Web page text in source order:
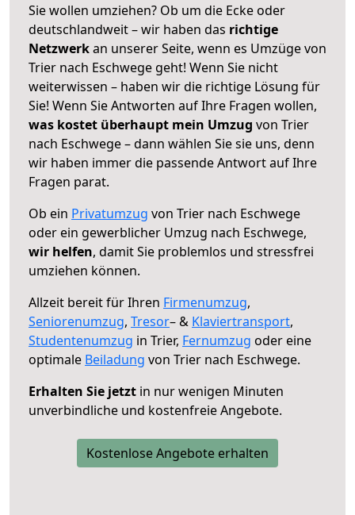
Sie wollen umziehen? Ob um die Ecke oder
deutschlandweit – wir haben das richtige
Netzwerkan unserer Seite, wenn es Umzüge von
Trier nach Eschwege geht! Wenn Sie nicht
weiterwissen – haben wir die richtige Lösung für
Sie! Wenn Sie Antworten auf Ihre Fragen wollen,
was kostet überhaupt mein Umzug von Trier
nach Eschwege – dann wählen Sie sie uns, denn
wir haben immer die passende Antwort auf Ihre
Fragen parat.
Ob ein Privatumzug von Trier nach Eschwege
oder ein gewerblicher Umzug nach Eschwege,
wir helfen, damit Sie problemlos und stressfrei
umziehen können.
Allzeit bereit für Ihren Firmenumzug,
Seniorenumzug, Tresor– & Klaviertransport,
Studentenumzug in Trier, Fernumzug oder eine
optimale Beiladung von Trier nach Eschwege.
Erhalten Sie jetzt in nur wenigen Minuten
unverbindliche und kostenfreie Angebote.
Kostenlose Angebote erhalten